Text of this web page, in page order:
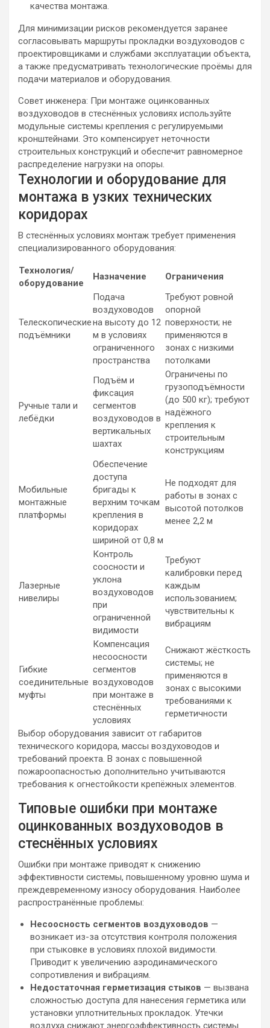
качества монтажа.
Для минимизации рисков рекомендуется заранее
согласовывать маршруты прокладки воздуховодов с
проектировщиками и службами эксплуатации объекта,
а также предусматривать технологические проёмы для
подачи материалов и оборудования.
Совет инженера: При монтаже оцинкованных
воздуховодов в стеснённых условиях используйте
модульные системы крепления с регулируемыми
кронштейнами. Это компенсирует неточности
строительных конструкций и обеспечит равномерное
распределение нагрузки на опоры.
Технологии и оборудование для
монтажа в узких технических
коридорах
В стеснённых условиях монтаж требует применения
специализированного оборудования:
Технология/
оборудование
Назначение Ограничения
Телескопические
подъёмники
Подача
воздуховодов
на высоту до 12
м в условиях
ограниченного
пространства
Требуют ровной
опорной
поверхности; не
применяются в
зонах с низкими
потолками
Ручные тали и
лебёдки
Подъём и
фиксация
сегментов
воздуховодов в
вертикальных
шахтах
Ограничены по
грузоподъёмности
(до 500 кг); требуют
надёжного
крепления к
строительным
конструкциям
Мобильные
монтажные
платформы
Обеспечение
доступа
бригады к
верхним точкам
крепления в
коридорах
шириной от 0,8 м
Не подходят для
работы в зонах с
высотой потолков
менее 2,2 м
Лазерные
нивелиры
Контроль
соосности и
уклона
воздуховодов
при
ограниченной
видимости
Требуют
калибровки перед
каждым
использованием;
чувствительны к
вибрациям
Гибкие
соединительные
муфты
Компенсация
несоосности
сегментов
воздуховодов
при монтаже в
стеснённых
условиях
Снижают жёсткость
системы; не
применяются в
зонах с высокими
требованиями к
герметичности
Выбор оборудования зависит от габаритов
технического коридора, массы воздуховодов и
требований проекта. В зонах с повышенной
пожароопасностью дополнительно учитываются
требования к огнестойкости крепёжных элементов.
Типовые ошибки при монтаже
оцинкованных воздуховодов в
стеснённых условиях
Ошибки при монтаже приводят к снижению
эффективности системы, повышенному уровню шума и
преждевременному износу оборудования. Наиболее
распространённые проблемы:
Несоосность сегментов воздуховодов —
возникает из-за отсутствия контроля положения
при стыковке в условиях плохой видимости.
Приводит к увеличению аэродинамического
сопротивления и вибрациям.
Недостаточная герметизация стыков — вызвана
сложностью доступа для нанесения герметика или
установки уплотнительных прокладок. Утечки
воздуха снижают энергоэффективность системы.